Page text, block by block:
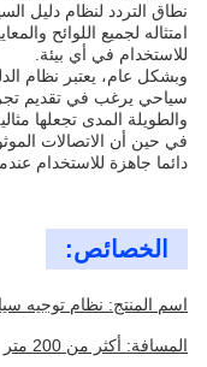
امتثاله لجميع اللوائح
للاستخدام في أي بيئة.
وبشكل عام، يعتبر نظام
سياحي يرغب في تقديم
والطويلة المدى تجعلها
في حين أن الاتصالات
دائما جاهزة للاستخدام عندما
الخصائص:
اسم المنتج: نظام توجيه
المسافة: أكثر من 200 متر